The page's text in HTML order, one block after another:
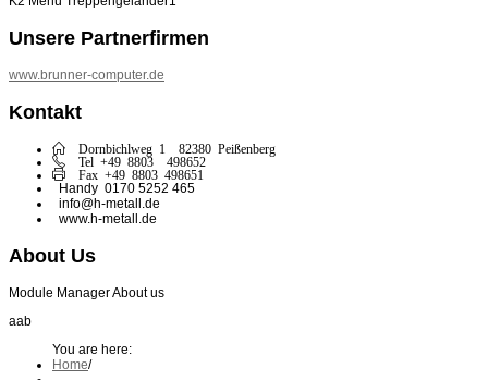
Unsere Partnerfirmen
www.brunner-computer.de
Kontakt
Dornbichlweg 1 82380 Peißenberg
Tel +49 8803 498652
Fax +49 8803 498651
Handy 0170 5252 465
info@h-metall.de
www.h-metall.de
About Us
Module Manager About us
aab
You are here:
Home/